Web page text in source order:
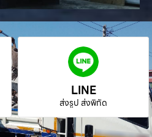
LINE
ส่งรูป ส่งพิกัด